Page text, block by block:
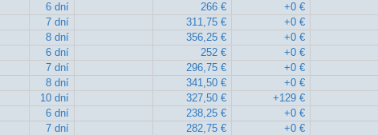
6 dní 266 €
+0 €
7 dní 311,75 €
+0 €
8 dní 356,25 €
+0 €
6 dní 252 €
+0 €
7 dní 296,75 €
+0 €
8 dní 341,50 €
+0 €
10 dní 327,50 €
+129 €
6 dní 238,25 €
+0 €
7 dní 282,75 €
+0 €